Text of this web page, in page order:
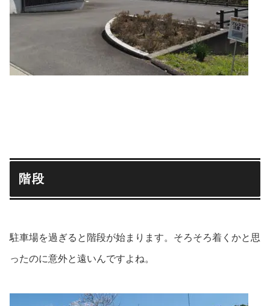
階段
駐車場を過ぎると階段が始まります。そろそろ着くかと思
ったのに意外と遠いんですよね。